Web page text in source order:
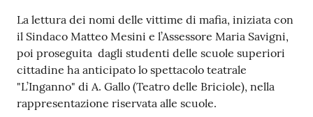
s
u
o
l
o
La lettura dei nomi delle vittime di mafia, iniziata con
il Sindaco Matteo Mesini e l’Assessore Maria Savigni,
poi proseguita dagli studenti delle scuole superiori
cittadine ha anticipato lo spettacolo teatrale
"L’Inganno" di A. Gallo (Teatro delle Briciole), nella
rappresentazione riservata alle scuole.